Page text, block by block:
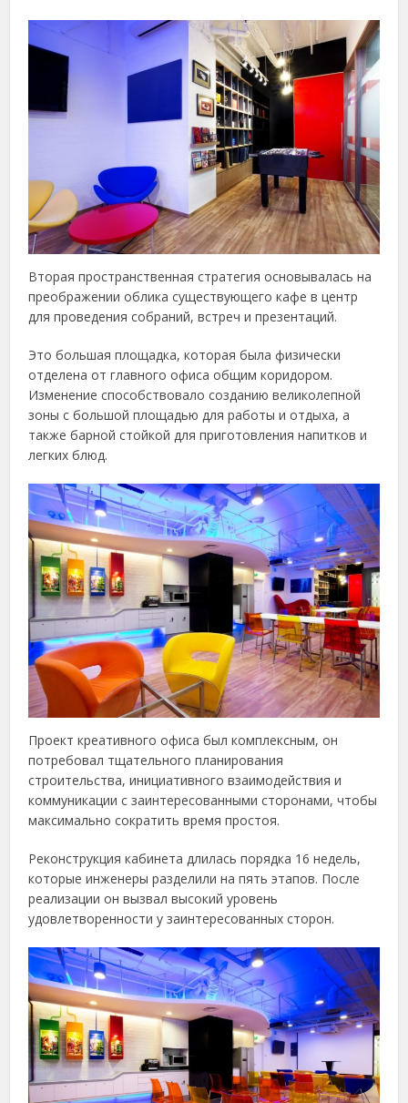
Вторая пространственная стратегия основывалась на
преображении облика существующего кафе в центр
для проведения собраний, встреч и презентаций.
Это большая площадка, которая была физически
отделена от главного офиса общим коридором.
Изменение способствовало созданию великолепной
зоны с большой площадью для работы и отдыха, а
также барной стойкой для приготовления напитков и
легких блюд.
Проект креативного офиса был комплексным, он
потребовал тщательного планирования
строительства, инициативного взаимодействия и
коммуникации с заинтересованными сторонами, чтобы
максимально сократить время простоя.
Реконструкция кабинета длилась порядка 16 недель,
которые инженеры разделили на пять этапов. После
реализации он вызвал высокий уровень
удовлетворенности у заинтересованных сторон.